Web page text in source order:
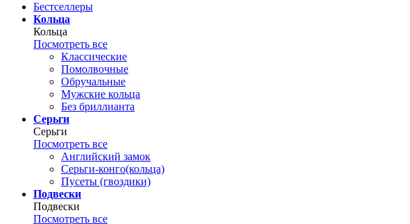
Бестселлеры
Кольца
Кольца
Посмотреть все
Классические
Помолвочные
Обручальные
Мужские кольца
Без бриллианта
Серьги
Серьги
Посмотреть все
Английский замок
Серьги-конго(кольца)
Пусеты (гвоздики)
Подвески
Подвески
Посмотреть все